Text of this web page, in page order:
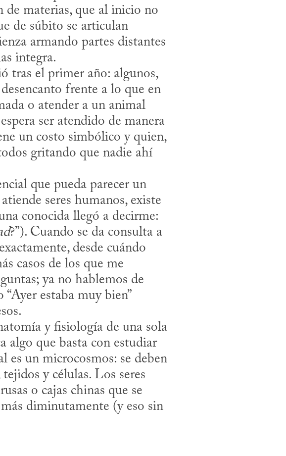
materias, que al inicio no
de súbito se articulan
armando partes distantes
integra.
frente a lo que en
o atender a un animal
ser atendido de manera
un costo simbólico y quien,
gritando que nadie ahí
seres humanos, existe
conocida llegó a decirme:
?”). Cuando se da consulta a
desde cuándo
casos de los que me
ya no hablemos de
estaba muy bien”
algo que basta con estudiar
es un microcosmos: se deben
y células. Los seres
o cajas chinas que se
diminutamente (y eso sin